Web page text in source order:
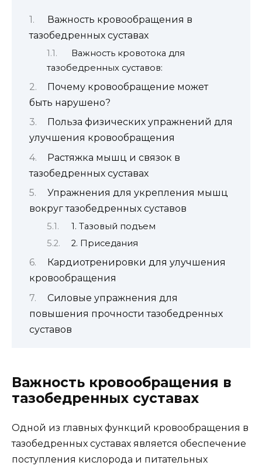
Важность кровообращения в
тазобедренных суставах
Важность кровотока для
тазобедренных суставов:
Почему кровообращение может
быть нарушено?
Польза физических упражнений для
улучшения кровообращения
Растяжка мышц и связок в
тазобедренных суставах
Упражнения для укрепления мышц
вокруг тазобедренных суставов
1. Тазовый подъем
2. Приседания
Кардиотренировки для улучшения
кровообращения
Силовые упражнения для
повышения прочности тазобедренных
суставов
Важность кровообращения в
тазобедренных суставах
Одной из главных функций кровообращения в
тазобедренных суставах является обеспечение
поступления кислорода и питательных